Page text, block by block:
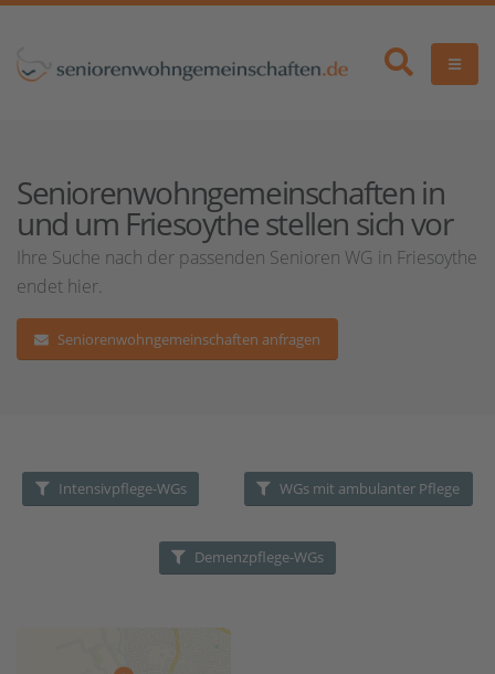
Seniorenwohngemeinschaften in
und um Friesoythe stellen sich vor
Ihre Suche nach der passenden Senioren WG in Friesoythe
endet hier.
Seniorenwohngemeinschaften anfragen
Intensivpflege-WGs WGs mit ambulanter Pflege
Demenzpflege-WGs